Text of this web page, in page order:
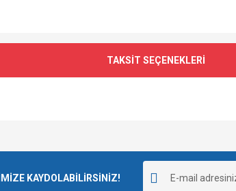
TAKSİT SEÇENEKLERİ
KAYDOLABİLİRSİNİZ!